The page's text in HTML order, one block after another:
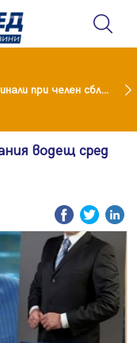
Най-малко 22 загинали при челен сблъсък между два автобуса
водещ сред